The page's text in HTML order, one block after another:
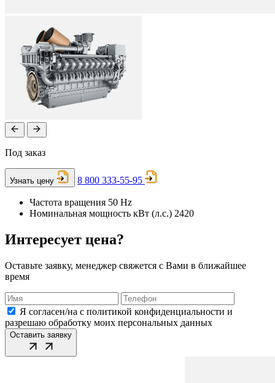
Под заказ
Узнать цену 8 800 333-55-95
Частота вращения 50 Hz
Номинальная мощность кВт (л.с.) 2420
Интересует цена?
Оставьте заявку, менеджер свяжется с Вами в ближайшее
время
Я согласен/на с политикой конфиденциальности и
разрешаю обработку моих персональных данных
Оставить заявку